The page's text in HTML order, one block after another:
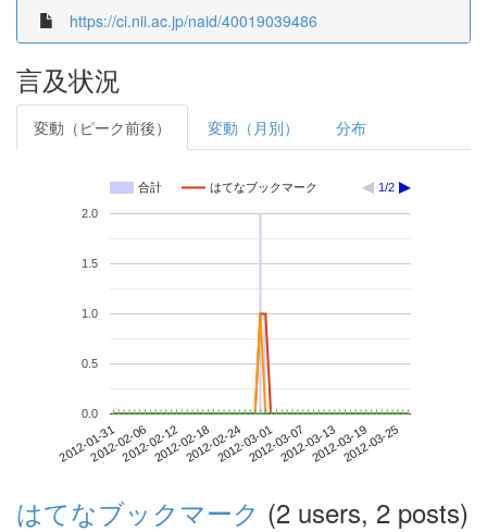
https://ci.nii.ac.jp/naid/40019039486
言及状況
変動（ピーク前後） 変動（月別） 分布
合計 はてなブックマーク 1/2
2012-01-312012-02-062012-02-122012-02-182012-02-242012-03-012012-03-072012-03-132012-03-192012-03-25
0.0
0.5
1.0
1.5
2.0
はてなブックマーク (2 users, 2 posts)